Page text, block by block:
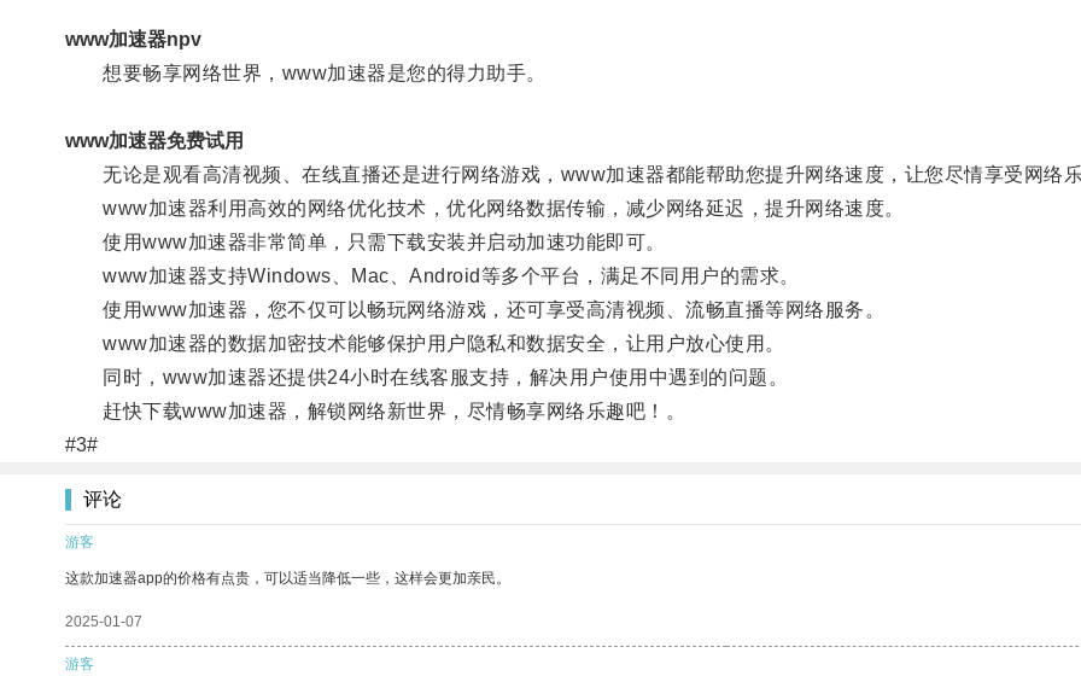
www加速器npv
想要畅享网络世界，www加速器是您的得力助手。
www加速器免费试用
无论是观看高清视频、在线直播还是进行网络游戏，www加速器都能帮助您提升网络速度，让您尽情享受网络乐
www加速器利用高效的网络优化技术，优化网络数据传输，减少网络延迟，提升网络速度。
使用www加速器非常简单，只需下载安装并启动加速功能即可。
www加速器支持Windows、Mac、Android等多个平台，满足不同用户的需求。
使用www加速器，您不仅可以畅玩网络游戏，还可享受高清视频、流畅直播等网络服务。
www加速器的数据加密技术能够保护用户隐私和数据安全，让用户放心使用。
同时，www加速器还提供24小时在线客服支持，解决用户使用中遇到的问题。
赶快下载www加速器，解锁网络新世界，尽情畅享网络乐趣吧！。
#3#
评论
游客
这款加速器app的价格有点贵，可以适当降低一些，这样会更加亲民。
2025-01-07
游客